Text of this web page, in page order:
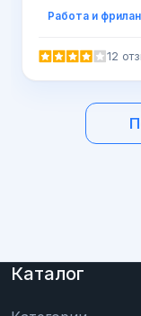
Работа и
12
Каталог